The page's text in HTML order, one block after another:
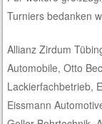
Turniers bedanken
Allianz Zirdum
Automobile, Otto
Lackierfachbetrieb,
Eissmann